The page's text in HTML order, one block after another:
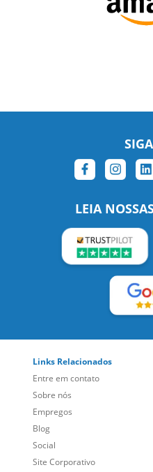
LEIA
Links Relacionados
Entre em contato
Sobre nós